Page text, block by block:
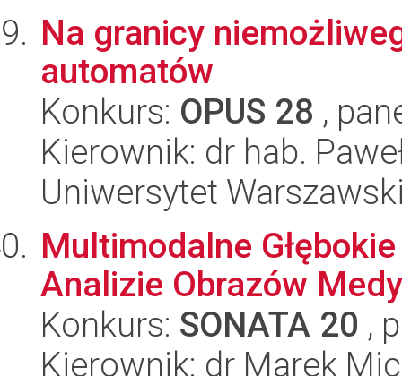
Na granicy
automatów
Konkurs: OPUS 28 ,
Kierownik: dr hab.
Uniwersytet
Multimodalne
Analizie Obrazów
Konkurs: SONATA 20 ,
Kierownik: dr Marek